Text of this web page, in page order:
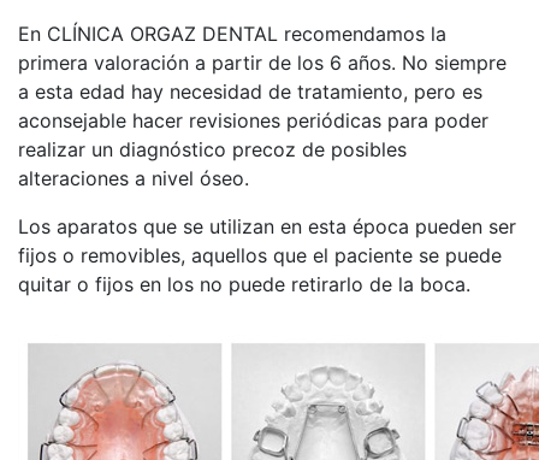
En CLÍNICA ORGAZ DENTAL recomendamos la
primera valoración a partir de los 6 años. No siempre
a esta edad hay necesidad de tratamiento, pero es
aconsejable hacer revisiones periódicas para poder
realizar un diagnóstico precoz de posibles
alteraciones a nivel óseo.
Los aparatos que se utilizan en esta época pueden ser
fijos o removibles, aquellos que el paciente se puede
quitar o fijos en los no puede retirarlo de la boca.